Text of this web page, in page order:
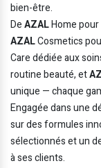
bien-être.
DeAZALHome
AZALCosmetics
Care dédiée aux
routine beauté, et
unique — chaque
Engagée dans une
sur des formules
sélectionnés et un
à ses clients.